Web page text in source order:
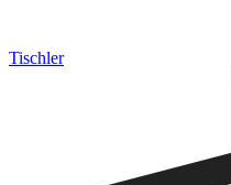
Tischler